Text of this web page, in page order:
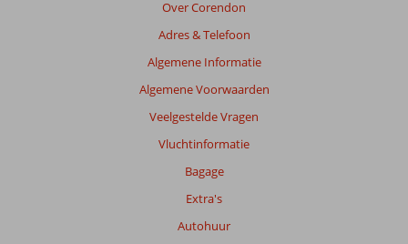
Over Corendon
Adres & Telefoon
Algemene Informatie
Algemene Voorwaarden
Veelgestelde Vragen
Vluchtinformatie
Bagage
Extra's
Autohuur